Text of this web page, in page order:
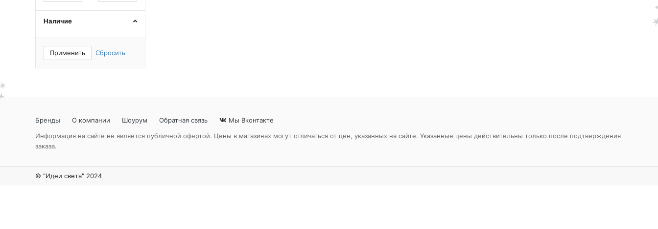
Наличие
Применить Сбросить
Бренды О компании Шоурум Обратная связь
Мы Вконтакте
Информация на сайте не является публичной офертой. Цены в магазинах могут отличаться от цен, указанных на сайте. Указанные цены действительны только после подтверждения
заказа.
© "Идеи света" 2024